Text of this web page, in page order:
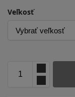
Veľkosť